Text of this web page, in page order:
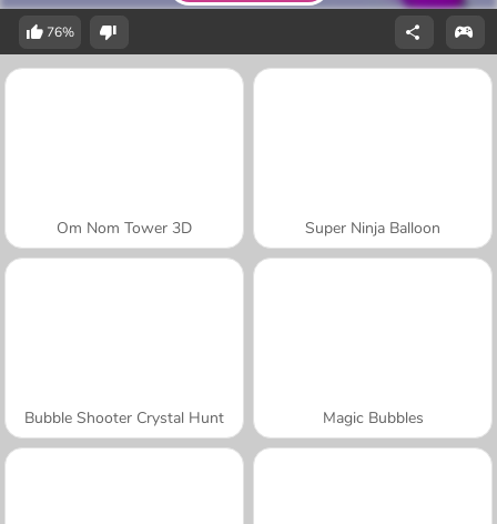
76%
Om Nom Tower 3D Super Ninja Balloon
Bubble Shooter Crystal Hunt Magic Bubbles